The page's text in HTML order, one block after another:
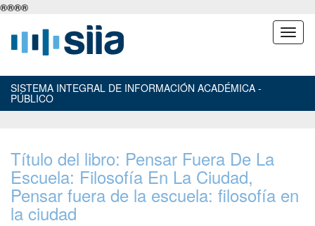
®®®®
SISTEMA INTEGRAL DE INFORMACIÓN ACADÉMICA -
PÚBLICO
Título del libro: Pensar Fuera De La
Escuela: Filosofía En La Ciudad,
Pensar fuera de la escuela: filosofía en
la ciudad